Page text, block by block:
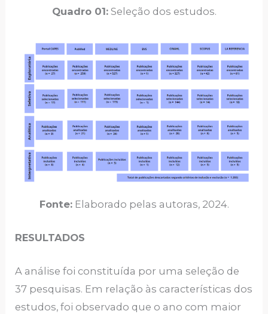
Quadro 01:Seleção dos estudos.
Fonte:Elaborado pelas autoras, 2024.
RESULTADOS
A análise foi constituída por uma seleção de
37 pesquisas. Em relação às características dos
estudos, foi observado que o ano com maior